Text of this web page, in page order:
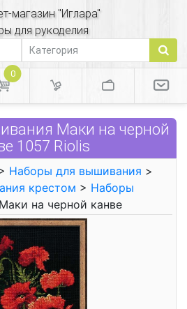
магазин "Иглара"
для рукоделия
0
Маки на черной
1057 Riolis
Наборы для вышивания >
крестом > Наборы
на черной канве